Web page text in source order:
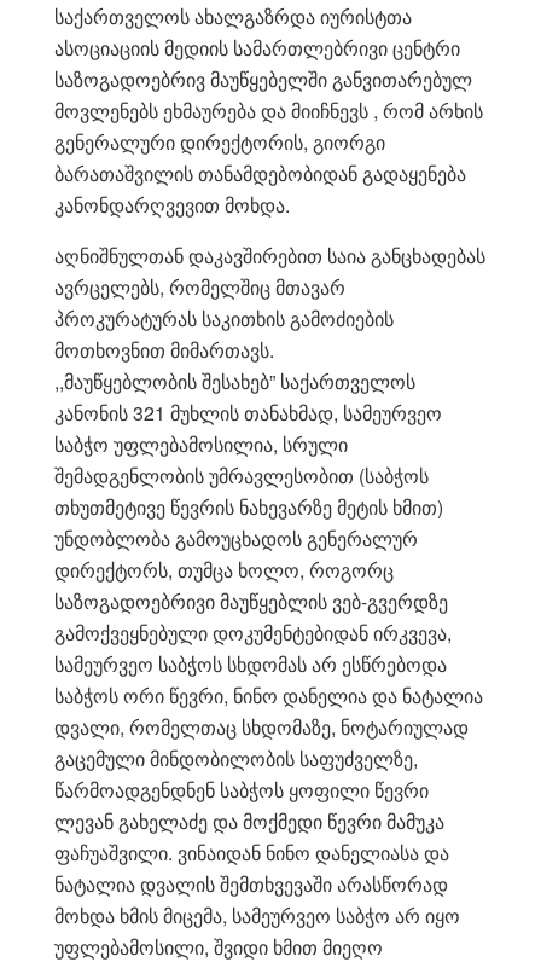
საქართველოს ახალგაზრდა იურისტთა
ასოციაციის მედიის სამართლებრივი ცენტრი
საზოგადოებრივ მაუწყებელში განვითარებულ
მოვლენებს ეხმაურება და მიიჩნევს , რომ არხის
გენერალური დირექტორის, გიორგი
ბარათაშვილის თანამდებობიდან გადაყენება
კანონდარღვევით მოხდა.
აღნიშნულთან დაკავშირებით საია განცხადებას
ავრცელებს, რომელშიც მთავარ
პროკურატურას საკითხის გამოძიების
მოთხოვნით მიმართავს.
,,მაუწყებლობის შესახებ” საქართველოს
კანონის 321 მუხლის თანახმად, სამეურვეო
საბჭო უფლებამოსილია, სრული
შემადგენლობის უმრავლესობით (საბჭოს
თხუთმეტივე წევრის ნახევარზე მეტის ხმით)
უნდობლობა გამოუცხადოს გენერალურ
დირექტორს, თუმცა ხოლო, როგორც
საზოგადოებრივი მაუწყებლის ვებ-გვერდზე
გამოქვეყნებული დოკუმენტებიდან ირკვევა,
სამეურვეო საბჭოს სხდომას არ ესწრებოდა
საბჭოს ორი წევრი, ნინო დანელია და ნატალია
დვალი, რომელთაც სხდომაზე, ნოტარიულად
გაცემული მინდობილობის საფუძველზე,
წარმოადგენდნენ საბჭოს ყოფილი წევრი
ლევან გახელაძე და მოქმედი წევრი მამუკა
ფაჩუაშვილი. ვინაიდან ნინო დანელიასა და
ნატალია დვალის შემთხვევაში არასწორად
მოხდა ხმის მიცემა, სამეურვეო საბჭო არ იყო
უფლებამოსილი, შვიდი ხმით მიეღო